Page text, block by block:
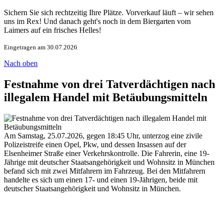
Sichern Sie sich rechtzeitig Ihre Plätze. Vorverkauf läuft – wir sehen
uns im Rex! Und danach geht's noch in dem Biergarten vom
Laimers auf ein frisches Helles!
Eingetragen am 30.07.2026
Nach oben
Festnahme von drei Tatverdächtigen nach
illegalem Handel mit Betäubungsmitteln
Am Samstag, 25.07.2026, gegen 18:45 Uhr, unterzog eine zivile
Polizeistreife einen Opel, Pkw, und dessen Insassen auf der
Elsenheimer Straße einer Verkehrskontrolle. Die Fahrerin, eine 19-
Jährige mit deutscher Staatsangehörigkeit und Wohnsitz in München
befand sich mit zwei Mitfahrern im Fahrzeug. Bei den Mitfahrern
handelte es sich um einen 17- und einen 19-Jährigen, beide mit
deutscher Staatsangehörigkeit und Wohnsitz in München.